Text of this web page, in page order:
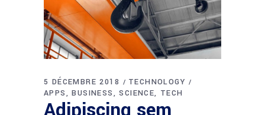
5 DÉCEMBRE 2018
TECHNOLOGY
APPS
BUSINESS SCIENCE TECH